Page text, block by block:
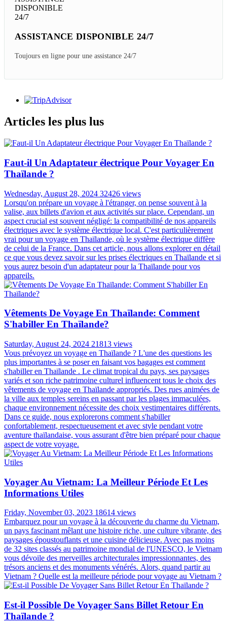
ASSISTANCE DISPONIBLE 24/7
Toujours en ligne pour une assistance 24/7
Articles les plus lus
Faut-il Un Adaptateur électrique Pour Voyager En
Thaïlande ?
Wednesday, August 28, 2024 32426 views
Lorsqu'on prépare un voyage à l'étranger, on pense souvent à la
valise, aux billets d'avion et aux activités sur place. Cependant, un
aspect crucial est souvent négligé: la compatibilité de nos appareils
électriques avec le système électrique local. C'est particulièrement
vrai pour un voyage en Thaïlande, où le système électrique diffère
de celui de la France. Dans cet article, nous allons explorer en détail
ce que vous devez savoir sur les prises électriques en Thaïlande et si
vous aurez besoin d'un adaptateur pour la Thaïlande pour vos
appareils.
Vêtements De Voyage En Thaïlande: Comment
S'habiller En Thaïlande?
Saturday, August 24, 2024 21813 views
Vous prévoyez un voyage en Thaïlande ? L'une des questions les
plus importantes à se poser en faisant vos bagages est comment
s'habiller en Thaïlande . Le climat tropical du pays, ses paysages
variés et son riche patrimoine culturel influencent tous le choix des
vêtements de voyage en Thaïlande appropriés. Des rues animées de
la ville aux temples sereins en passant par les plages immaculées,
chaque environnement nécessite des choix vestimentaires différents.
Dans ce guide, nous explorerons comment s'habiller
confortablement, respectueusement et avec style pendant votre
aventure thaïlandaise, vous assurant d'être bien préparé pour chaque
aspect de votre voyage.
Voyager Au Vietnam: La Meilleur Période Et Les
Informations Utiles
Friday, November 03, 2023 18614 views
Embarquez pour un voyage à la découverte du charme du Vietnam,
un pays fascinant mêlant une histoire riche, une culture vibrante, des
paysages époustouflants et une cuisine délicieuse. Avec pas moins
de 32 sites classés au patrimoine mondial de l'UNESCO, le Vietnam
vous dévoile des merveilles architecturales impressionnantes, des
trésors anciens et des monuments vénérés. Alors, quand partir au
Vietnam ? Quelle est la meilleure période pour voyage au Vietnam ?
Est-il Possible De Voyager Sans Billet Retour En
Thaïlande ?